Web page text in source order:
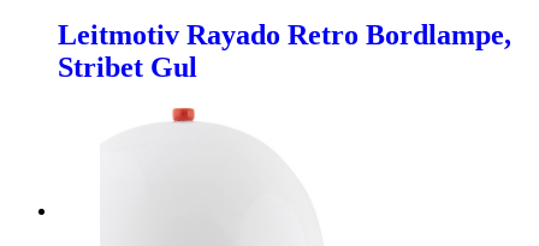
Leitmotiv Rayado Retro Bordlampe,
Stribet Gul